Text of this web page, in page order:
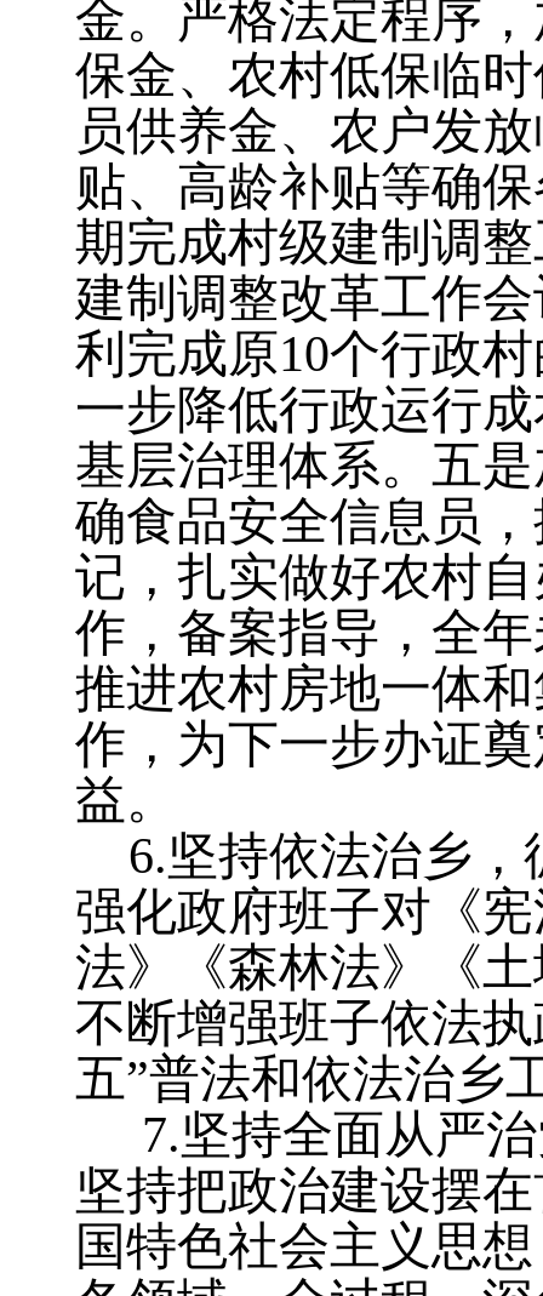
金。严格法定程序
保金、 农村低保临
员供养金、 农户发
贴、 高龄补贴等确
期完成村级建制调
建制调整改革工作
利完成原10个行政
一步降低行政运行
基层治理体系。 五是
确食品安全信息员
记，扎实做好农村
作，备案指导 ， 全
推进农村房地一体
作 ， 为下一步办证
益。
6.坚持依法治乡
强化政府班子对《
法》《森林法》《
不断增强班子依法
五”普法和依法治乡
7.坚持全面从严
坚持把政治建设摆
国特色社会主义思